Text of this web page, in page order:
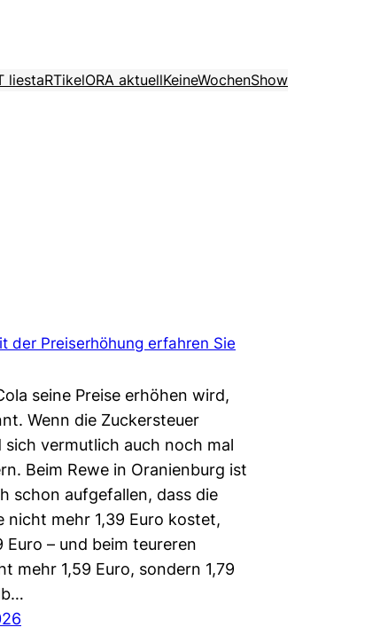
liestaRTikelORA aktuellKeineWochenShow
der Preiserhöhung erfahren Sie
seine Preise erhöhen wird,
Wenn die Zuckersteuer
vermutlich auch noch mal
Beim Rewe in Oranienburg ist
schon aufgefallen, dass die
nicht mehr 1,39 Euro kostet,
Euro – und beim teureren
mehr 1,59 Euro, sondern 1,79